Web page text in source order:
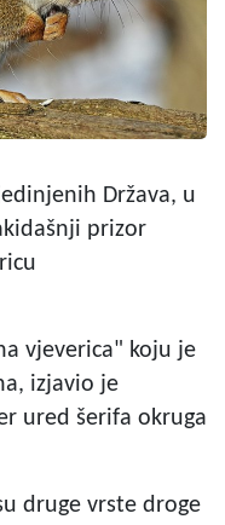
Država, u
prizor
vjeverica" koju je
izjavio je
ured šerifa okruga
druge vrste droge